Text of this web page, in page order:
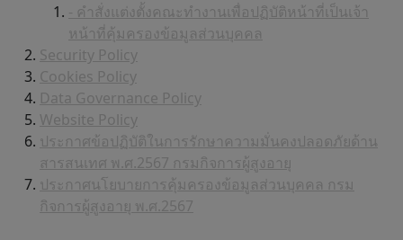
- คำสั่งแต่งตั้งคณะทำงานเพื่อปฏิบัติหน้าที่เป็นเจ้า
หน้าที่คุ้มครองข้อมูลส่วนบุคคล
Security Policy
Cookies Policy
Data Governance Policy
Website Policy
ประกาศข้อปฏิบัติในการรักษาความมั่นคงปลอดภัยด้าน
สารสนเทศ พ.ศ.2567 กรมกิจการผู้สูงอายุ
ประกาศนโยบายการคุ้มครองข้อมูลส่วนบุคคล กรม
กิจการผู้สูงอายุ พ.ศ.2567